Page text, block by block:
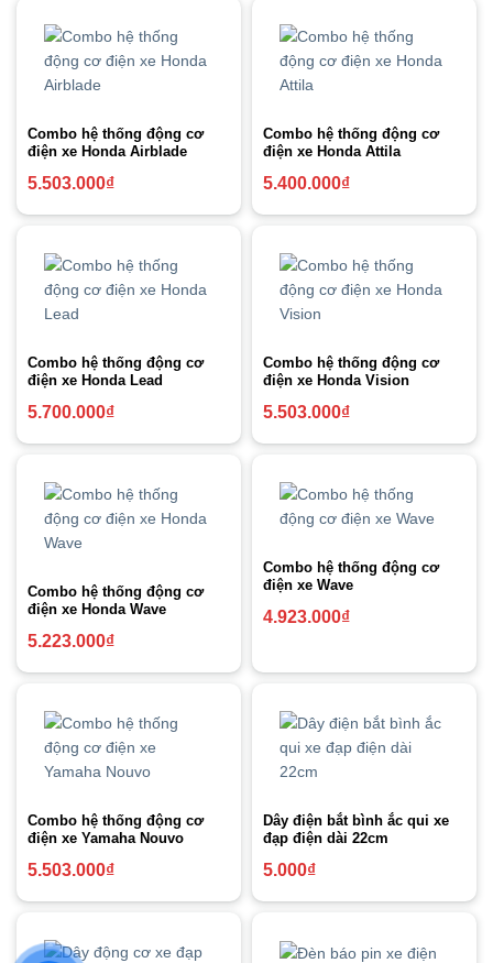
Combo hệ thống động cơ
điện xe Honda Airblade
5.503.000₫
Combo hệ thống động cơ
điện xe Honda Attila
5.400.000₫
Combo hệ thống động cơ
điện xe Honda Lead
5.700.000₫
Combo hệ thống động cơ
điện xe Honda Vision
5.503.000₫
Combo hệ thống động cơ
điện xe Honda Wave
5.223.000₫
Combo hệ thống động cơ
điện xe Wave
4.923.000₫
Combo hệ thống động cơ
điện xe Yamaha Nouvo
5.503.000₫
Dây điện bắt bình ắc qui xe
đạp điện dài 22cm
5.000₫